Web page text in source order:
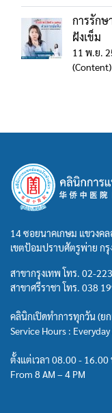
การรักษ
ฝังเข็ม
11 พ.ย.
(Content)
14 ซอยนาคเกษม แขวงค
เขตป้อมปราบศัตรูพ่าย ก
สาขากรุงเทพ โทร. 02-
สาขาศรีราชา โทร. 038
คลินิกเปิดทำการทุกวัน (ย
Service Hours :
ตั้งแต่เวลา 08.00 - 16.00
From 8 AM – 4 PM